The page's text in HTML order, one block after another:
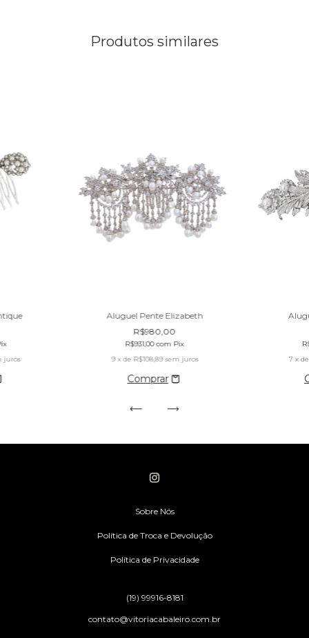
Produtos similares
juros
Aluguel Pente Elizabeth
R$980,00
R$931,00com Pix
9 x de R$108,89 sem juros
7 x
Sobre Nós
Política de Troca e Devolução
Política de Privacidade
(19) 99916-8181
contato@vitoriacabaleiro.com.br